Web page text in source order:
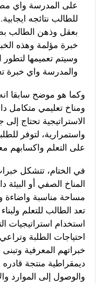
على المدرسة واي
للطالب نتائجه
بعقل وذهن الطالب
خبرة مؤلمة وهذه
وسيتم تعميمها لتطور
والمدرسة واي خبرة
وكما هو موضح سابقا
ومناخ تعليمي متكامل
الاستراتيجية تحتاج
واستمرارية، لتوفر
على التعلم واكسابهم
في الختام، تتشكل
المناخ الصفي أو
مساحة مناسبة واضاءة
تعد الطالب للتعلم
استخدام استراتيجيات
احتياجات الطلبة
خبراتهم المعرفية وتبنى
ديمقراطية منتجة
والوصول إلى الموارد